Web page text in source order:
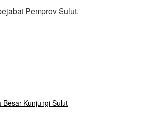
Pemprov Sulut.
Kunjungi Sulut